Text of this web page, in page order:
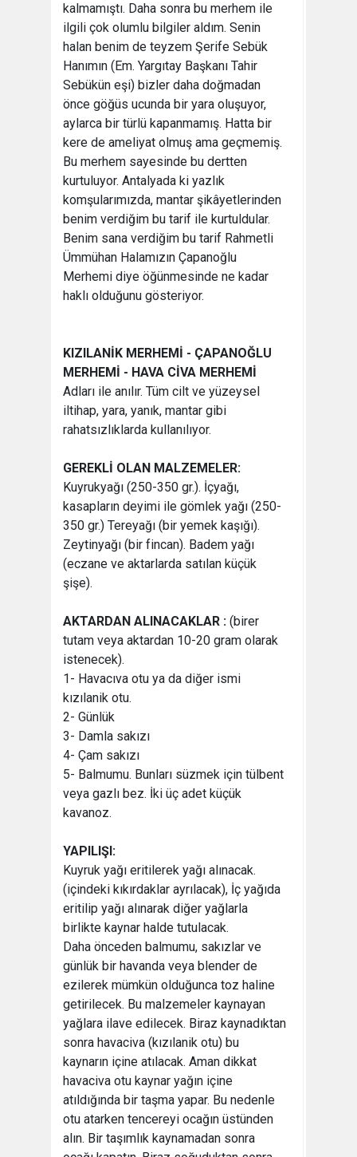
kalmamıştı. Daha sonra bu merhem ile
ilgili çok olumlu bilgiler aldım. Senin
halan benim de teyzem Şerife Sebük
Hanımın (Em. Yargıtay Başkanı Tahir
Sebükün eşi) bizler daha doğmadan
önce göğüs ucunda bir yara oluşuyor,
aylarca bir türlü kapanmamış. Hatta bir
kere de ameliyat olmuş ama geçmemiş.
Bu merhem sayesinde bu dertten
kurtuluyor. Antalyada ki yazlık
komşularımızda, mantar şikâyetlerinden
benim verdiğim bu tarif ile kurtuldular.
Benim sana verdiğim bu tarif Rahmetli
Ümmühan Halamızın Çapanoğlu
Merhemi diye öğünmesinde ne kadar
haklı olduğunu gösteriyor.
KIZILANİK MERHEMİ - ÇAPANOĞLU
MERHEMİ - HAVA CİVA MERHEMİ
Adları ile anılır. Tüm cilt ve yüzeysel
iltihap, yara, yanık, mantar gibi
rahatsızlıklarda kullanılıyor.
GEREKLİ OLAN MALZEMELER:
Kuyrukyağı (250-350 gr.). İçyağı,
kasapların deyimi ile gömlek yağı (250-
350 gr.) Tereyağı (bir yemek kaşığı).
Zeytinyağı (bir fincan). Badem yağı
(eczane ve aktarlarda satılan küçük
şişe).
AKTARDAN ALINACAKLAR : (birer
tutam veya aktardan 10-20 gram olarak
istenecek).
1- Havacıva otu ya da diğer ismi
kızılanik otu.
2- Günlük
3- Damla sakızı
4- Çam sakızı
5- Balmumu. Bunları süzmek için tülbent
veya gazlı bez. İki üç adet küçük
kavanoz.
YAPILIŞI:
Kuyruk yağı eritilerek yağı alınacak.
(içindeki kıkırdaklar ayrılacak), İç yağıda
eritilip yağı alınarak diğer yağlarla
birlikte kaynar halde tutulacak.
Daha önceden balmumu, sakızlar ve
günlük bir havanda veya blender de
ezilerek mümkün olduğunca toz haline
getirilecek. Bu malzemeler kaynayan
yağlara ilave edilecek. Biraz kaynadıktan
sonra havaciva (kızılanik otu) bu
kaynarın içine atılacak. Aman dikkat
havaciva otu kaynar yağın içine
atıldığında bir taşma yapar. Bu nedenle
otu atarken tencereyi ocağın üstünden
alın. Bir taşımlık kaynamadan sonra